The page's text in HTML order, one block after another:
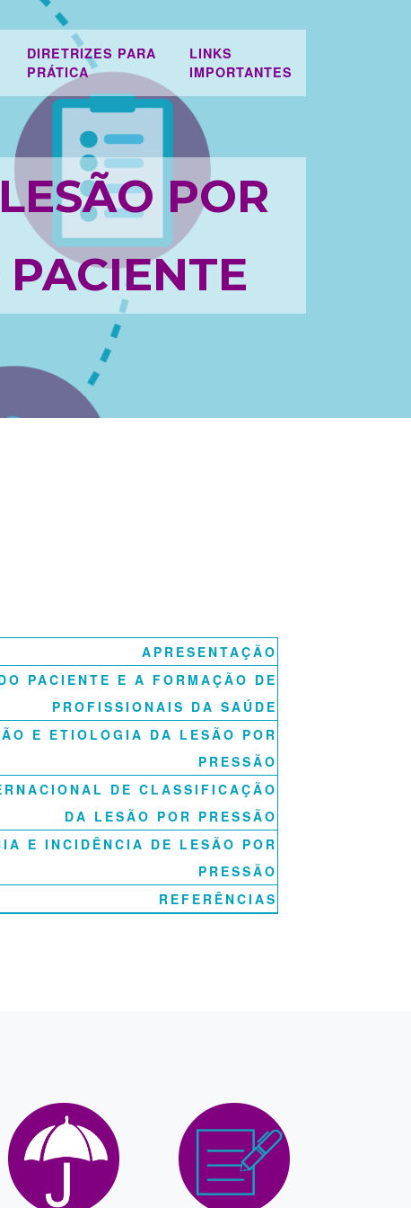
DIRETRIZES PARA
PRÁTICA
LINKS
IMPORTANTES
POR
APRESENTAÇÃO
PACIENTE E A FORMAÇÃO DE
PROFISSIONAIS DA SAÚDE
E ETIOLOGIA DA LESÃO POR
PRESSÃO
DE CLASSIFICAÇÃO
DA LESÃO POR PRESSÃO
E INCIDÊNCIA DE LESÃO POR
PRESSÃO
REFERÊNCIAS